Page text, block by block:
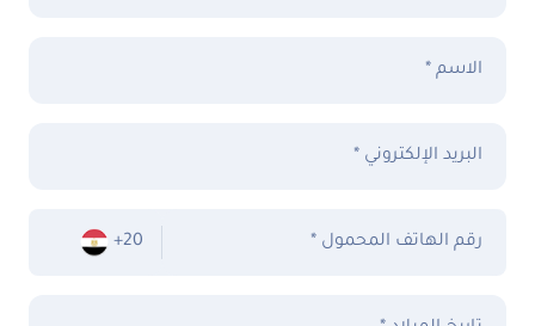
الاسم *
البريد الإلكتروني *
+20 * رقم الهاتف المحمول